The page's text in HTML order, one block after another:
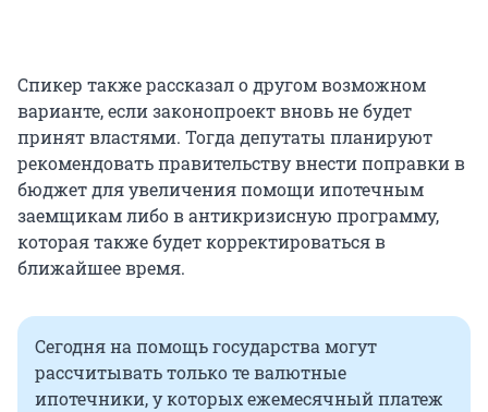
Спикер также рассказал о другом возможном
варианте, если законопроект вновь не будет
принят властями. Тогда депутаты планируют
рекомендовать правительству внести поправки в
бюджет для увеличения помощи ипотечным
заемщикам либо в антикризисную программу,
которая также будет корректироваться в
ближайшее время.
Сегодня на помощь государства могут
рассчитывать только те валютные
ипотечники, у которых ежемесячный платеж